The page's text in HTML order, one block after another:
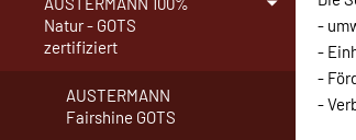
Natur - GOTS
zertifiziert
AUSTERMANN
Fairshine GOTS
-
-
-
-